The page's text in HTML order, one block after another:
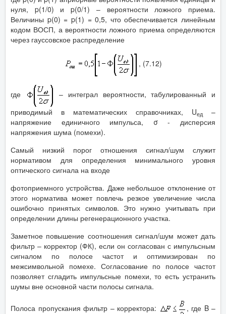
нуля, p(1/0) и p(0/1) – вероятности ложного приема.
Величины p(0) = p(1) = 0,5, что обеспечивается линейным
кодом ВОСП, а вероятности ложного приема определяются
через гауссовское распределение
, (7.12)
где
– интеграл вероятности, табулированный и
приводимый в математических справочниках, Uед
–
напряжение единичного импульса, σ - дисперсия
напряжения шума (помехи).
Самый низкий порог отношения сигнал/шум служит
нормативом для определения минимального уровня
оптического сигнала на входе
фотоприемного устройства. Даже небольшое отклонение от
этого норматива может повлечь резкое увеличение числа
ошибочно принятых символов. Это нужно учитывать при
определении длины регенерационного участка.
Заметное повышение соотношения сигнал/шум может дать
фильтр – корректор (ФК), если он согласован с импульсным
сигналом по полосе частот и оптимизирован по
межсимвольной помехе. Согласование по полосе частот
позволяет сгладить импульсные помехи, то есть устранить
шумы вне основной части полосы сигнала.
Полоса пропускания фильтр – корректора:
, где B –